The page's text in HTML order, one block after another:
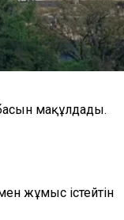
мақұлдады.
жұмыс істейтін